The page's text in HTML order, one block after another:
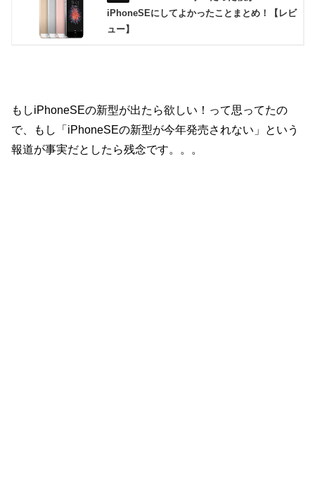
iPhoneSEにしてよかったことまとめ！【レビ
ュー】
もしiPhoneSEの新型が出たら欲しい！って思ってたの
で、もし「iPhoneSEの新型が今年発売されない」という
報道が事実だとしたら残念です。。。